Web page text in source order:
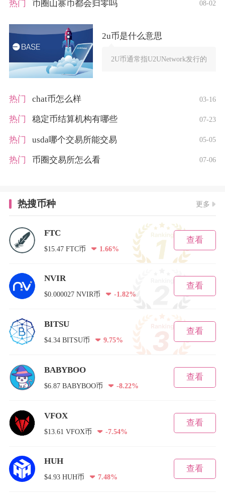
热门 币圈山寨币都会归零吗 08-02
2u币是什么意思
2U币通常指U2UNetwork发行的原
热门 chat币怎么样 03-16
热门 稳定币结算机构有哪些 07-23
热门 usda哪个交易所能交易 05-05
热门 币圈交易所怎么看 07-06
热搜币种 更多
FTC
$15.47 FTC币 1.66%
查看
NVIR
$0.000027 NVIR币 -1.82%
查看
BITSU
$4.34 BITSU币 9.75%
查看
BABYBOO
$6.87 BABYBOO币 -8.22%
查看
VFOX
$13.61 VFOX币 -7.54%
查看
HUH
$4.93 HUH币 7.48%
查看